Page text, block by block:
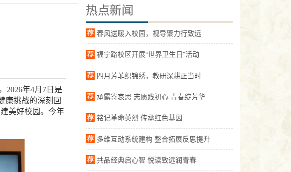
2026年4月7日是
康挑战的深刻回
美好校园。今年
热点新闻
春风送暖入校园，视导聚力行致远
福宁路校区开展“世界卫生日”活动
四月芳菲织锦绣，教研深耕正当时
承露寄哀思 志愿践初心 青春绽芳华
铭记革命英烈 传承红色基因
多维互动系统建构 整合拓展反思提升
共品经典启心智 悦读致远润青春